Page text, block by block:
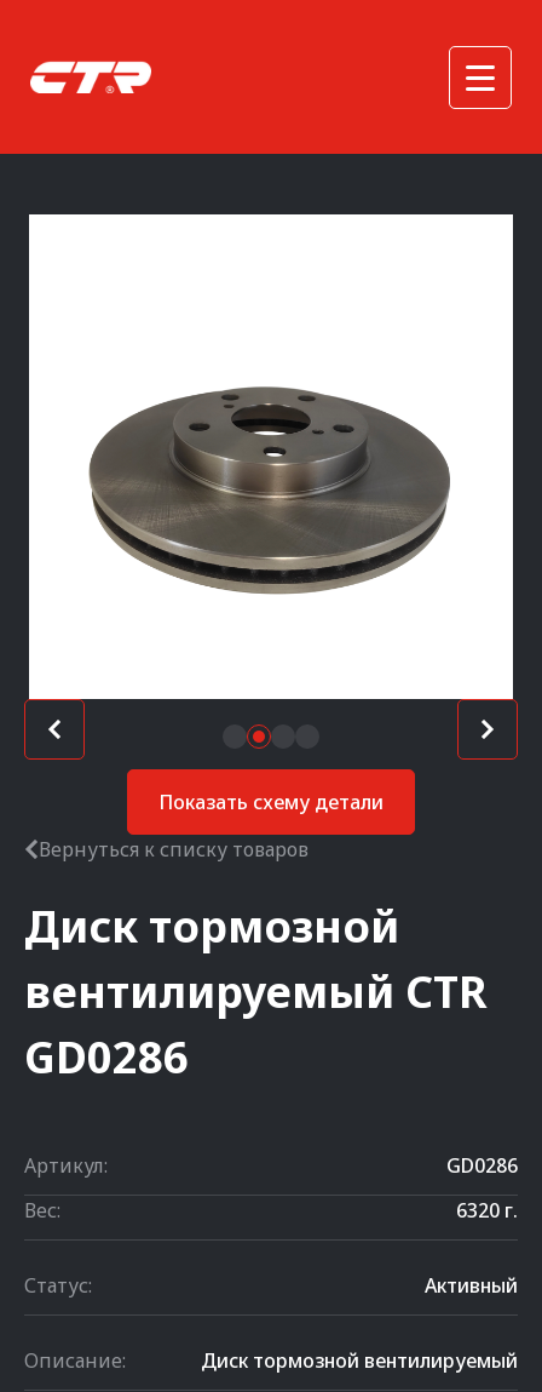
Показать схему детали
Вернуться к списку товаров
Диск тормозной
вентилируемый CTR
GD0286
Артикул:
GD0286
Вес:
6320 г.
Статус: Активный
Описание: Диск тормозной вентилируемый